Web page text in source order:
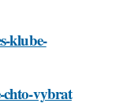
klube-
chto-vybrat